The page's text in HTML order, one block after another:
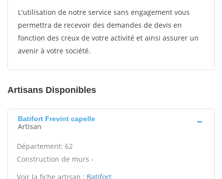
L'utilisation de notre service sans engagement vous
permettra de recevoir des demandes de devis en
fonction des creux de votre activité et ainsi assurer un
avenir à votre société.
Artisans Disponibles
Batifort Frevint capelle
Artisan
Département: 62
Construction de murs -
Voir la fiche artisan : Batifort